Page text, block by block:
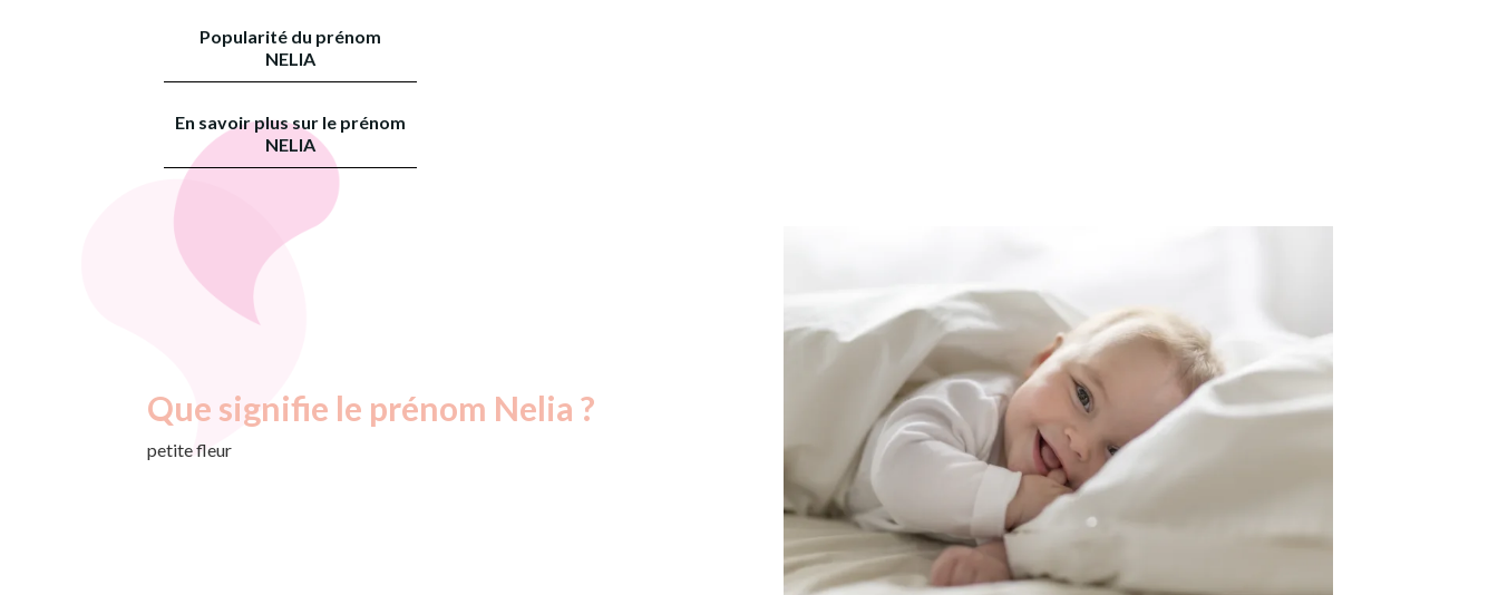
Popularité du prénom
NELIA
En savoir plus sur le prénom
NELIA
Que signifie le prénom Nelia ?
petite fleur